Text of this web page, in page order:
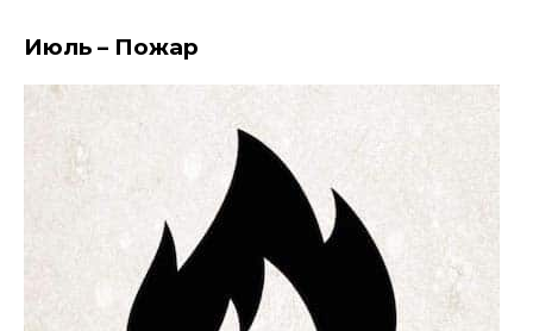
Июль – Пожар